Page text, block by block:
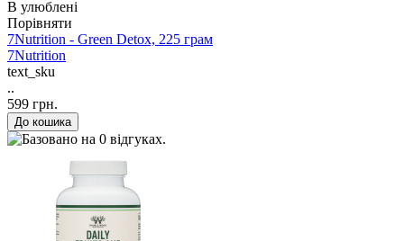
В улюблені
Порівняти
7Nutrition - Green Detox, 225 грам
7Nutrition
text_sku
..
599 грн.